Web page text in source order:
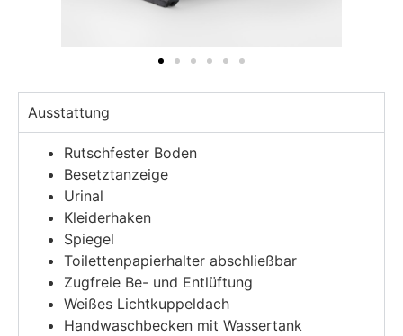
Ausstattung
Rutschfester Boden
Besetztanzeige
Urinal
Kleiderhaken
Spiegel
Toilettenpapierhalter abschließbar
Zugfreie Be- und Entlüftung
Weißes Lichtkuppeldach
Handwaschbecken mit Wassertank